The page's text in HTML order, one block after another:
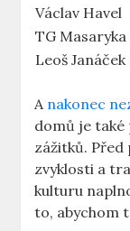
Václav ⁢Havel
TG Masaryka
Leoš Janáček
A nakonec
domů je
zážitků.
zvyklosti a
kulturu
to, abychom